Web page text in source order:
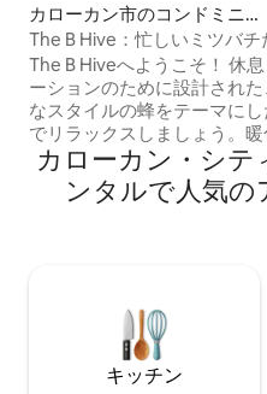
カローカン市のコンドミニア
ム
The B Hive：忙しいミツバチ
場所
The B Hiveへようこそ！ 休息とリラクゼ
ーションのために設計された
なスタイルの蜂をテーマに
でリラックスしましょう。暖
ー、ハニカムのアクセント
適さを備えたThe B Hiveは
様、カップル、ビジネスゲ
お楽しみください。安全でア
すいエリアにあり、短期の休
ステイケーションに最適です。 今すぐ
約して、The B Hiveで快適な
カローカン・シテ
ンタルで人気
キッチン